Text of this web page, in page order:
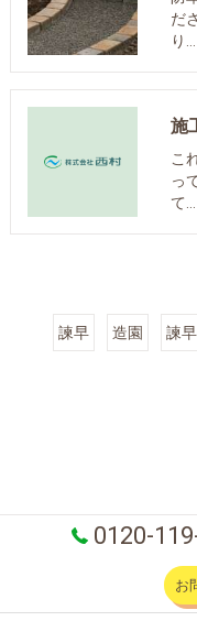
だ
り…
施
こ
っ
て…
諫早 造園 諫
0120-
お